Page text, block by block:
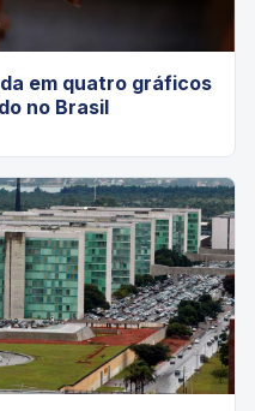
em quatro gráficos
no Brasil